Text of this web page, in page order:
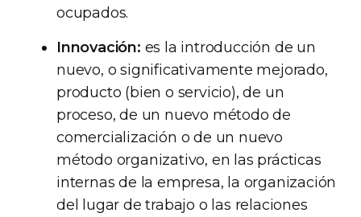
ocupados.
Innovación: es la introducción de un
nuevo, o significativamente mejorado,
producto (bien o servicio), de un
proceso, de un nuevo método de
comercialización o de un nuevo
método organizativo, en las prácticas
internas de la empresa, la organización
del lugar de trabajo o las relaciones